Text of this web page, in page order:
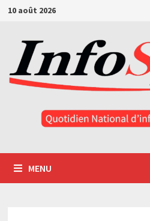
Passer
contenu
10 août 2026
MENU